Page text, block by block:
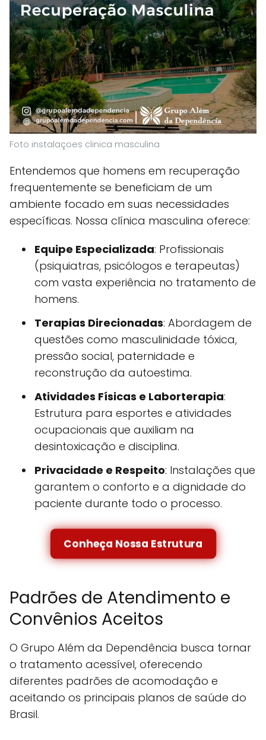
Foto instalaçoes clinica masculina
Entendemos que homens em recuperação
frequentemente se beneficiam de um
ambiente focado em suas necessidades
específicas. Nossa clínica masculina oferece:
Equipe Especializada: Profissionais
(psiquiatras, psicólogos e terapeutas)
com vasta experiência no tratamento de
homens.
Terapias Direcionadas: Abordagem de
questões como masculinidade tóxica,
pressão social, paternidade e
reconstrução da autoestima.
Atividades Físicas e Laborterapia:
Estrutura para esportes e atividades
ocupacionais que auxiliam na
desintoxicação e disciplina.
Privacidade e Respeito: Instalações que
garantem o conforto e a dignidade do
paciente durante todo o processo.
Conheça Nossa Estrutura
Padrões de Atendimento e
Convênios Aceitos
O Grupo Além da Dependência busca tornar
o tratamento acessível, oferecendo
diferentes padrões de acomodação e
aceitando os principais planos de saúde do
Brasil.